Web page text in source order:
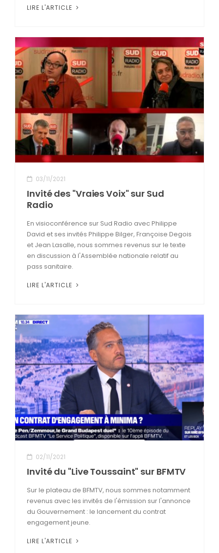
LIRE L'ARTICLE
03/11/2021
Invité des "Vraies Voix" sur Sud
Radio
En visioconférence sur Sud Radio avec Philippe
David et ses invités Philippe Bilger, Françoise Degois
et Jean Lasalle, nous sommes revenus sur le texte
en discussion à l'Assemblée nationale relatif au
pass sanitaire.
LIRE L'ARTICLE
02/11/2021
Invité du "Live Toussaint" sur BFMTV
Sur le plateau de BFMTV, nous sommes notamment
revenus avec les invités de l'émission sur l'annonce
du Gouvernement : le lancement du contrat
engagement jeune.
LIRE L'ARTICLE